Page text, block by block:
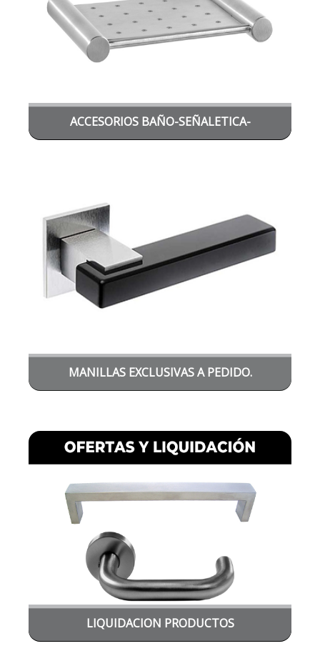
ACCESORIOS BAÑO-SEÑALETICA-
MANILLAS EXCLUSIVAS A PEDIDO.
LIQUIDACION PRODUCTOS